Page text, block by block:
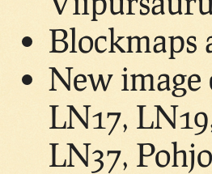
Blockmaps
New image
LN17,
LN37,